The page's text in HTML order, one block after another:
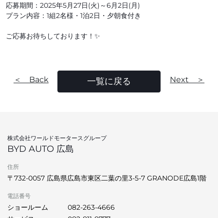
応募期間：2025年5月27日(火)～6月2日(月)
プラン内容：1組2名様・1泊2日・夕朝食付き
ご応募お待ちしております！✨
＜ Back 一覧に戻る Next ＞
株式会社ワールドモータースグループ
BYD AUTO 広島
住所
〒732-0057 広島県広島市東区二葉の里3-5-7 GRANODE広島1階
電話番号
ショールーム
082-263-4666